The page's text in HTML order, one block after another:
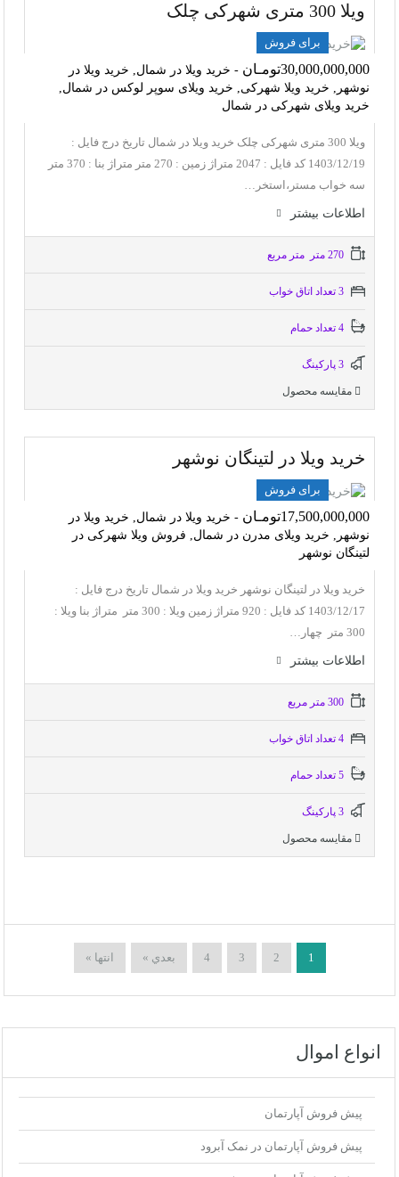
ویلا 300 متری شهرکی چلک
برای فروش
30,000,000,000تومـان
- خرید ویلا در شمال, خرید ویلا در
نوشهر, خرید ویلا شهرکی, خرید ویلای سوپر لوکس در شمال,
خرید ویلای شهرکی در شمال
ویلا 300 متری شهرکی چلک خرید ویلا در شمال تاریخ درج فایل :
1403/12/19 کد فایل : 2047 متراژ زمین : 270 متر متراژ بنا : 370 متر
سه خواب مستر،استخر…
اطلاعات بيشتر
مقایسه محصول
خرید ویلا در لتینگان نوشهر
برای فروش
17,500,000,000تومـان
- خرید ویلا در شمال, خرید ویلا در
نوشهر, خرید ویلای مدرن در شمال, فروش ویلا شهرکی در
لتینگان نوشهر
خرید ویلا در لتینگان نوشهر خرید ویلا در شمال تاریخ درج فایل :
1403/12/17 کد فایل : 920 متراژ زمین ویلا : 300 متر متراژ بنا ویلا :
300 متر چهار…
اطلاعات بيشتر
مقایسه محصول
1
2
3
4 بعدي » انتها »
انواع اموال
پیش فروش آپارتمان
پیش فروش آپارتمان در نمک آبرود